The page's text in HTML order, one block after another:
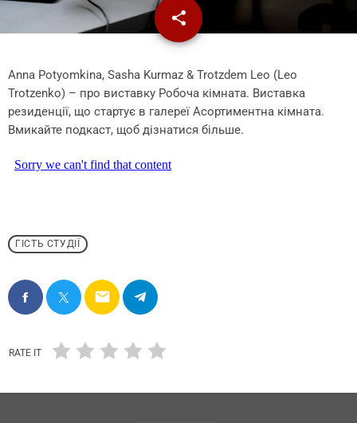
share
email
Anna Potyomkina, Sasha Kurmaz & Trotzdem Leo (Leo
Trotzenko) – про виставку Робоча кімната. Виставка
резиденції, що стартує в галереї Асортиментна кімната.
Вмикайте подкаст, щоб дізнатися більше.
ГІСТЬ СТУДІЇ
email
RATE IT